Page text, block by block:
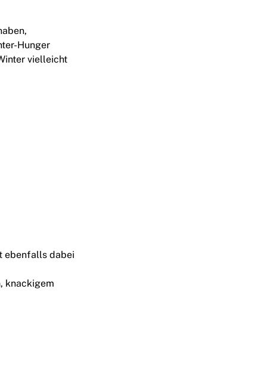
Hunger
vielleicht
ebenfalls dabei
knackigem